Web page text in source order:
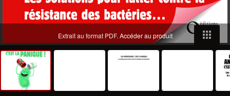
Extrait au format PDF. Accéder au produit